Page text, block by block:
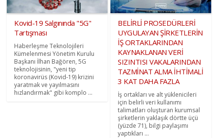
Kovid-19 Salgınında "5G"
Tartışması
Haberleşme Teknolojileri
Kümelenmesi Yönetim Kurulu
Başkanı İlhan Bağören, 5G
teknolojisinin, "yeni tip
koronavirüs (Kovid-19) krizini
yaratmak ve yayılmasını
hızlandırmak" gibi komplo ...
BELİRLİ PROSEDÜRLERİ
UYGULAYAN ŞİRKETLERİN
İŞ ORTAKLARINDAN
KAYNAKLANAN VERİ
SIZINTISI VAKALARINDAN
TAZMİNAT ALMA İHTİMALİ
3 KAT DAHA FAZLA
İş ortakları ve alt yüklenicileri
için belirli veri kullanımı
talimatları oluşturan kurumsal
şirketlerin yaklaşık dörtte üçü
(yüzde 71), bilgi paylaşımı
yaptıkları ...